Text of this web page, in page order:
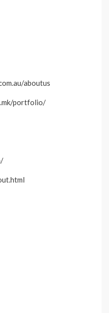
aboutus
portfolio/